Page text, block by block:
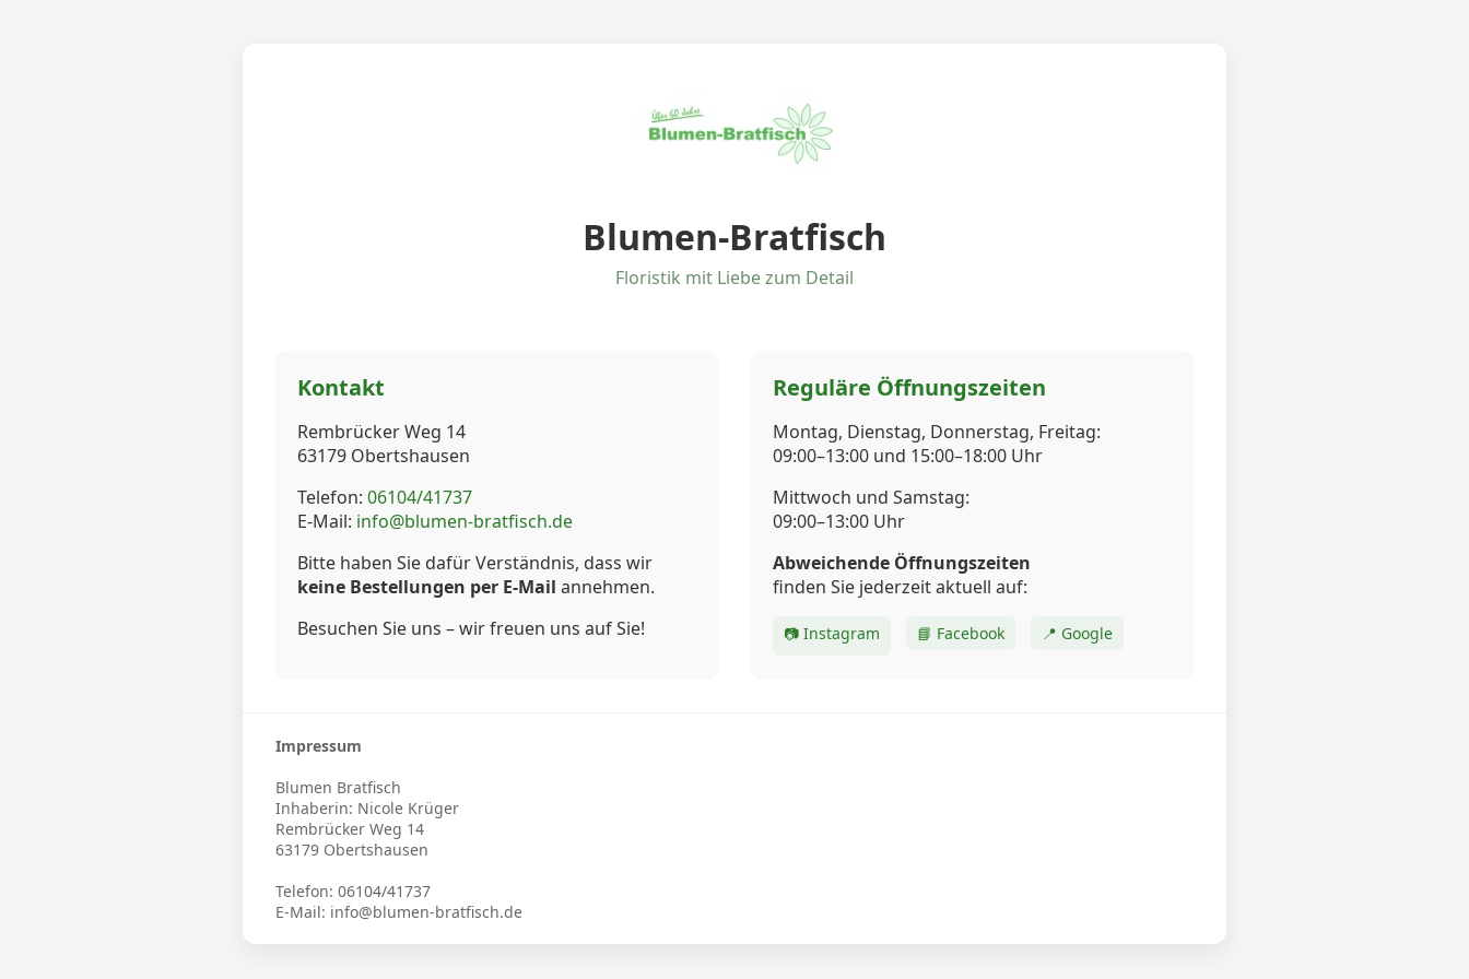
Blumen-Bratfisch
Floristik mit Liebe zum Detail
Kontakt
Rembrücker Weg 14
63179 Obertshausen
Telefon: 06104/41737
E-Mail: info@blumen-bratfisch.de
Bitte haben Sie dafür Verständnis, dass wir
keine Bestellungen per E-Mail annehmen.
Besuchen Sie uns – wir freuen uns auf Sie!
Reguläre Öffnungszeiten
Montag, Dienstag, Donnerstag, Freitag:
09:00–13:00 und 15:00–18:00 Uhr
Mittwoch und Samstag:
09:00–13:00 Uhr
Abweichende Öffnungszeiten
finden Sie jederzeit aktuell auf:
📷 Instagram 📘 Facebook 📍 Google
Impressum
Blumen Bratfisch
Inhaberin: Nicole Krüger
Rembrücker Weg 14
63179 Obertshausen
Telefon: 06104/41737
E-Mail: info@blumen-bratfisch.de